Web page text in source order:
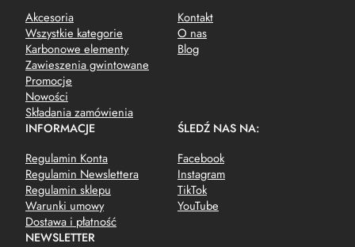
Akcesoria
Wszystkie kategorie
Karbonowe elementy
Zawieszenia gwintowane
Promocje
Nowości
Składania zamówienia
Kontakt
O nas
Blog
INFORMACJE
Regulamin Konta
Regulamin Newslettera
Regulamin sklepu
Warunki umowy
Dostawa i płatność
ŚLEDŹ NAS NA:
Facebook
Instagram
TikTok
YouTube
NEWSLETTER